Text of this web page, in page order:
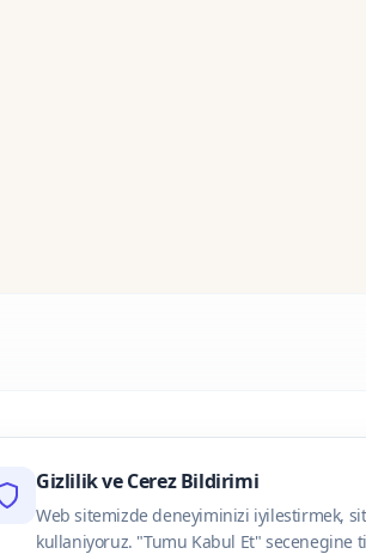
Gizlilik ve Cerez Bildirimi
Web sitemizde deneyiminizi iyilestirmek,
kullaniyoruz. "Tumu Kabul Et"